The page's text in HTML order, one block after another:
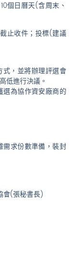
個日曆天(含周末、
止收件；投標(建議
式，並將辦理評選會
低進行決議。
選為協作資安廠商的
需求份數準備，裝封
會(張秘書長)